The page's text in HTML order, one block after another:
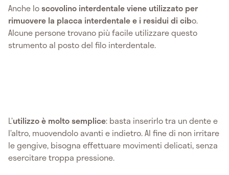
Anche loscovolino interdentale viene utilizzato per
rimuovere la placca interdentale e i residui di cibo.
Alcune persone trovano più facile utilizzare questo
strumento al posto del filo interdentale.
L’utilizzo è molto semplice: basta inserirlo tra un dente e
l’altro, muovendolo avanti e indietro. Al fine di non irritare
le gengive, bisogna effettuare movimenti delicati, senza
esercitare troppa pressione.